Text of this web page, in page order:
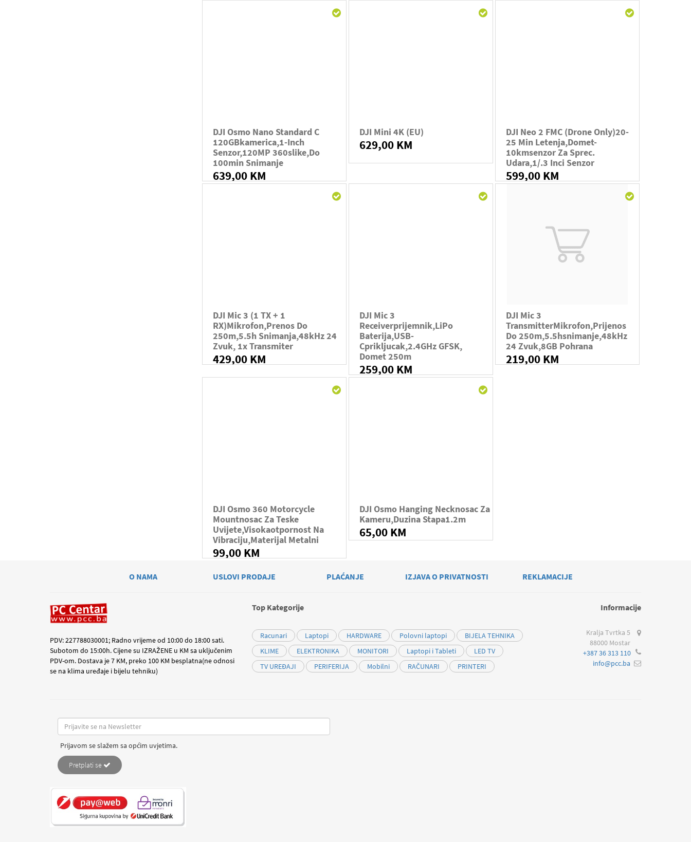
DJI Osmo Nano Standard C
120GBkamerica,1-Inch
Senzor,120MP 360slike,do
100min Snimanje
639,00 KM
DJI Mini 4K (EU)
629,00 KM
DJI Neo 2 FMC (drone Only)20-
25 Min Letenja,domet-
10kmsenzor Za Sprec.
Udara,1/.3 Inci Senzor
599,00 KM
DJI Mic 3 (1 TX + 1
RX)Mikrofon,prenos Do
250m,5.5h Snimanja,48kHz 24
Zvuk, 1x Transmiter
429,00 KM
DJI Mic 3
Receiverprijemnik,LiPo
Baterija,USB-
Cprikljucak,2.4GHz GFSK,
Domet 250m
259,00 KM
DJI Mic 3
TransmitterMikrofon,prijenos
Do 250m,5.5hsnimanje,48kHz
24 Zvuk,8GB Pohrana
219,00 KM
DJI Osmo 360 Motorcycle
Mountnosac Za Teske
Uvijete,visokaotpornost Na
Vibraciju,materijal Metalni
99,00 KM
DJI Osmo Hanging Necknosac Za
Kameru,duzina Stapa1.2m
65,00 KM
O NAMA USLOVI PRODAJE PLAĆANJE IZJAVA O PRIVATNOSTI REKLAMACIJE
PDV: 227788030001; Radno vrijeme od 10:00 do 18:00 sati.
Subotom do 15:00h. Cijene su IZRAŽENE u KM sa uključenim
PDV-om. Dostava je 7 KM, preko 100 KM besplatna(ne odnosi
se na klima uređaje i bijelu tehniku)
Top Kategorije
Racunari Laptopi HARDWARE Polovni laptopi
BIJELA TEHNIKA
KLIME
ELEKTRONIKA MONITORI Laptopi i Tableti
LED TV
TV UREĐAJI
PERIFERIJA Mobilni RAČUNARI PRINTERI
Informacije
Kralja Tvrtka 5
88000 Mostar
+387 36 313 110
info@pcc.ba
Prijavom se slažem sa općim uvjetima.
Pretplati se